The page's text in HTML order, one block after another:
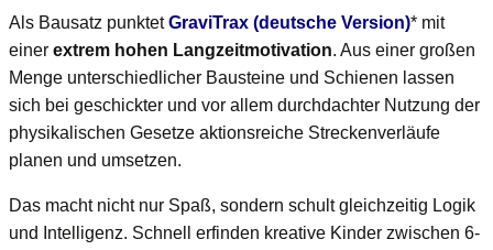
Als Bausatz punktetGraviTrax (deutsche Version)* mit
einer extrem hohen Langzeitmotivation. Aus einer großen
Menge unterschiedlicher Bausteine und Schienen lassen
sich bei geschickter und vor allem durchdachter Nutzung der
physikalischen Gesetze aktionsreiche Streckenverläufe
planen und umsetzen.
Das macht nicht nur Spaß, sondern schult gleichzeitig Logik
und Intelligenz. Schnell erfinden kreative Kinder zwischen 6-